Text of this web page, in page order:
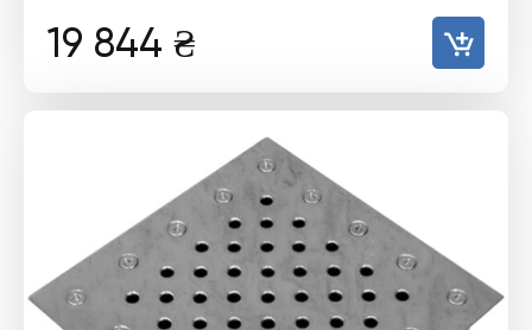
19 844 ₴